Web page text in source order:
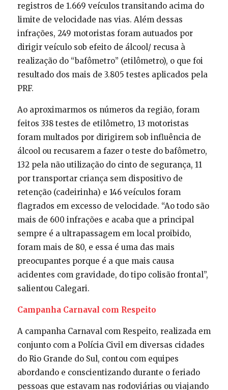
registros de 1.669 veículos transitando acima do
limite de velocidade nas vias. Além dessas
infrações, 249 motoristas foram autuados por
dirigir veículo sob efeito de álcool/ recusa à
realização do “bafômetro” (etilômetro), o que foi
resultado dos mais de 3.805 testes aplicados pela
PRF.
Ao aproximarmos os números da região, foram
feitos 338 testes de etilômetro, 13 motoristas
foram multados por dirigirem sob influência de
álcool ou recusarem a fazer o teste do bafômetro,
132 pela não utilização do cinto de segurança, 11
por transportar criança sem dispositivo de
retenção (cadeirinha) e 146 veículos foram
flagrados em excesso de velocidade. “Ao todo são
mais de 600 infrações e acaba que a principal
sempre é a ultrapassagem em local proibido,
foram mais de 80, e essa é uma das mais
preocupantes porque é a que mais causa
acidentes com gravidade, do tipo colisão frontal”,
salientou Calegari.
Campanha Carnaval com Respeito
A campanha Carnaval com Respeito, realizada em
conjunto com a Polícia Civil em diversas cidades
do Rio Grande do Sul, contou com equipes
abordando e conscientizando durante o feriado
pessoas que estavam nas rodoviárias ou viajando